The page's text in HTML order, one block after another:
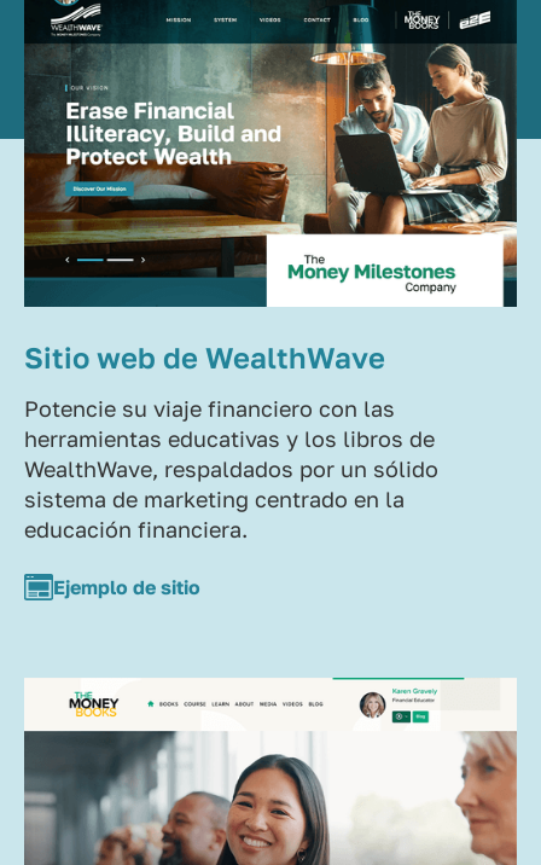
Sitio web de WealthWave
Potencie su viaje financiero con las
herramientas educativas y los libros de
WealthWave, respaldados por un sólido
sistema de marketing centrado en la
educación financiera.
Ejemplo de sitio